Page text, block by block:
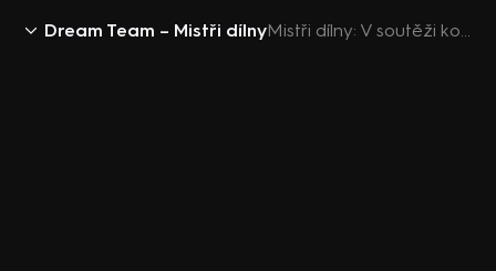
Dream Team – Mistři dílny Mistři dílny: V soutěži končí Muž roku Míra Jech, nebyl týmový hráč